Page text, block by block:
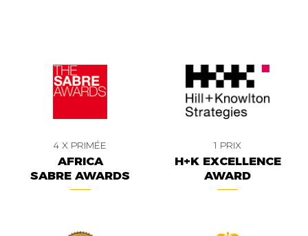
4 X PRIMÉE
AFRICA
SABRE AWARDS
1 PRIX
H+K EXCELLENCE
AWARD